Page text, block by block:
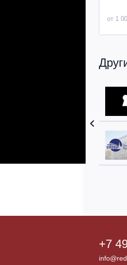
от 1
+7